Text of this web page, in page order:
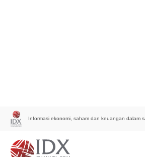
Informasi ekonomi, saham dan keuangan dalam